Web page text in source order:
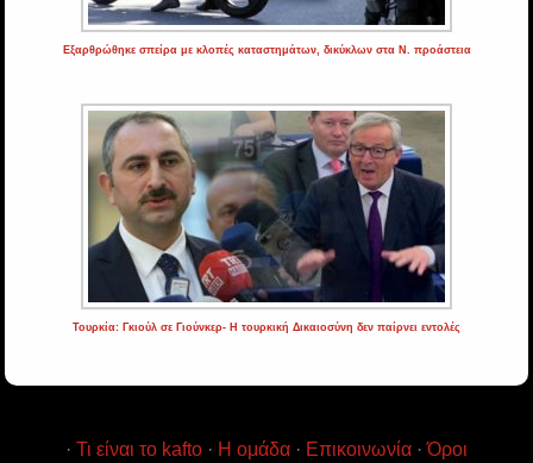
Εξαρθρώθηκε σπείρα με κλοπές καταστημάτων, δικύκλων στα Ν. προάστεια
Τουρκία: Γκιούλ σε Γιούνκερ- Η τουρκική Δικαιοσύνη δεν παίρνει εντολές
· Τι είναι το kafto · Η ομάδα · Επικοινωνία ·Όροι